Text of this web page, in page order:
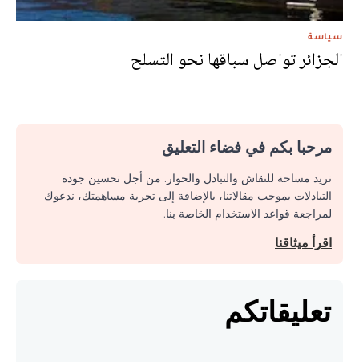
سياسة
الجزائر تواصل سباقها نحو التسلح
مرحبا بكم في فضاء التعليق
نريد مساحة للنقاش والتبادل والحوار. من أجل تحسين جودة
التبادلات بموجب مقالاتنا، بالإضافة إلى تجربة مساهمتك، ندعوك
لمراجعة قواعد الاستخدام الخاصة بنا.
اقرأ ميثاقنا
تعليقاتكم